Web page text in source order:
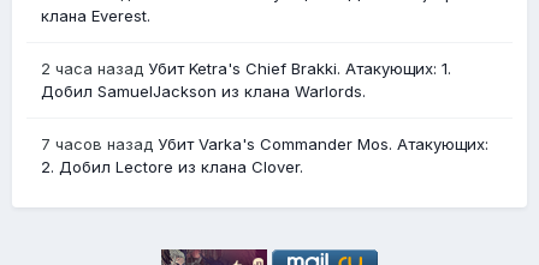
клана Everest.
2 часа назад Убит Ketra's Chief Brakki. Атакующих: 1.
Добил SamuelJackson из клана Warlords.
7 часов назад Убит Varka's Commander Mos. Атакующих:
2. Добил Lectore из клана Clover.